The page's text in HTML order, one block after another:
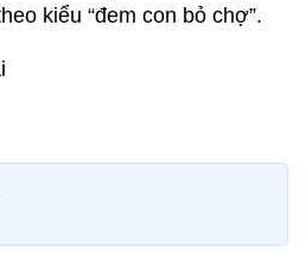
kiểu “đem con bỏ chợ”.